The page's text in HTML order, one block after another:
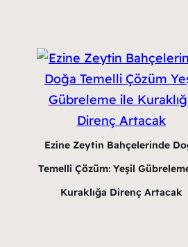
Ezine Zeytin Bahçelerinde
Temelli Çözüm: Yeşil
Kuraklığa Direnç Artacak